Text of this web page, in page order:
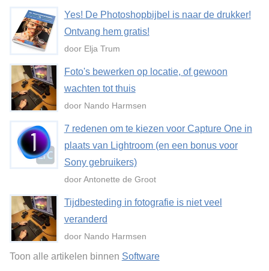
Yes! De Photoshopbijbel is naar de drukker!
Ontvang hem gratis!
door Elja Trum
Foto's bewerken op locatie, of gewoon
wachten tot thuis
door Nando Harmsen
7 redenen om te kiezen voor Capture One in
plaats van Lightroom (en een bonus voor
Sony gebruikers)
door Antonette de Groot
Tijdbesteding in fotografie is niet veel
veranderd
door Nando Harmsen
Toon alle artikelen binnen Software